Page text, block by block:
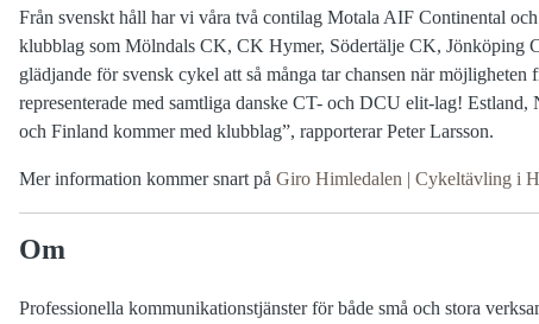
Från svenskt håll har vi våra två contilag Motala AIF Continental
klubblag som Mölndals CK, CK Hymer, Södertälje CK,
glädjande för svensk cykel att så många tar chansen när
representerade med samtliga danske CT- och DCU elit-lag!
och Finland kommer med klubblag”, rapporterar Peter Larsson.
Mer information kommer snart på Giro Himledalen | Cykeltävling i
Om
Professionella kommunikationstjänster för både små och stora